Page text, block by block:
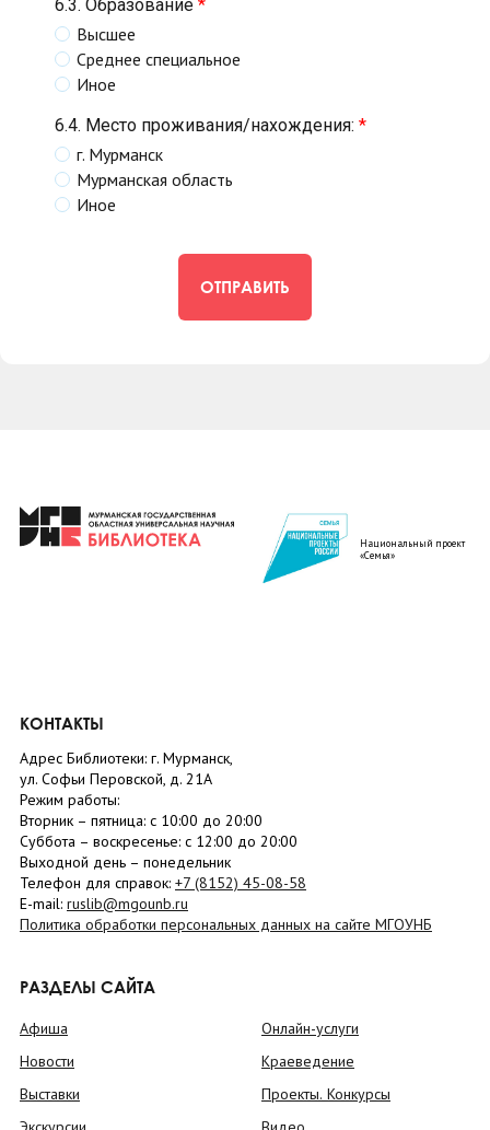
6.3. Образование *
Высшее
Среднее специальное
Иное
6.4. Место проживания/нахождения: *
г. Мурманск
Мурманская область
Иное
ОТПРАВИТЬ
Национальный проект
«Семья»
КОНТАКТЫ
Адрес Библиотеки: г. Мурманск,
ул. Софьи Перовской, д. 21А
Режим работы:
Вторник – пятница: с 10:00 до 20:00
Суббота – воскресенье: c 12:00 до 20:00
Выходной день – понедельник
Телефон для справок: +7 (8152) 45-08-58
E-mail: ruslib@mgounb.ru
Политика обработки персональных данных на сайте МГОУНБ
РАЗДЕЛЫ САЙТА
Афиша
Новости
Выставки
Онлайн-услуги
Краеведение
Проекты. Конкурсы